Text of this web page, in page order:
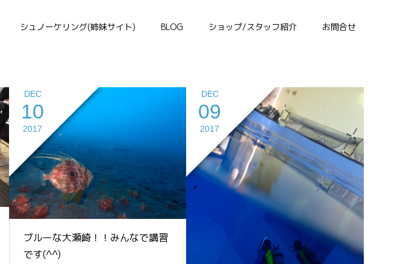
シュノーケリング(姉妹サイト) BLOG ショップ/スタッフ紹介 お問合せ
EFR
DEC
10
2017
ブルーな大瀬崎！！みんなで講習
です(^^)
DEC
09
2017